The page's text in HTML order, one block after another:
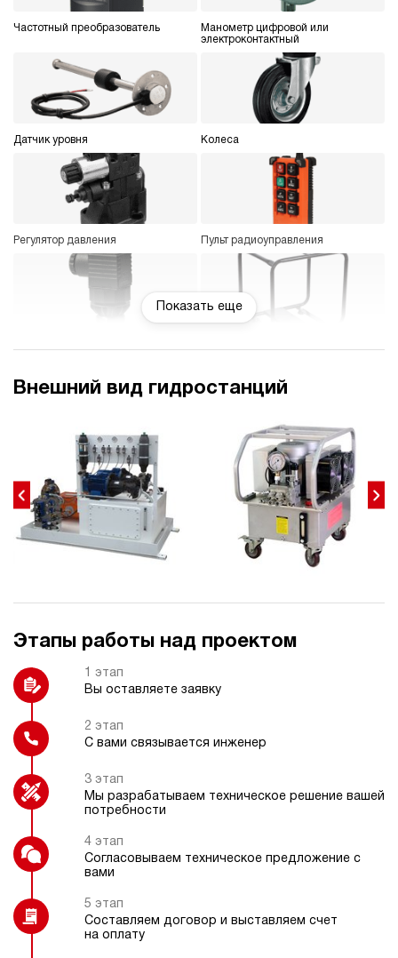
Частотный преобразователь
Манометр цифровой или
электроконтактный
Датчик уровня Колеса
Регулятор давления Пульт радиоуправления
Гидравлический замок Счетчик моточасов
Регулятор расхода Реле давления
Термометр Охладитель рабочей жидкости
Насос ручной (дублирующий)
Взрывозащищенное электрическое
Блок управления 1-8
гидроинструментов
Показать еще
Внешний вид гидростанций
Этапы работы над проектом
1 этап
Вы оставляете заявку
2 этап
С вами связывается инженер
3 этап
Мы разрабатываем техническое решение вашей
потребности
4 этап
Согласовываем техническое предложение с
вами
5 этап
Составляем договор и выставляем счет
на оплату